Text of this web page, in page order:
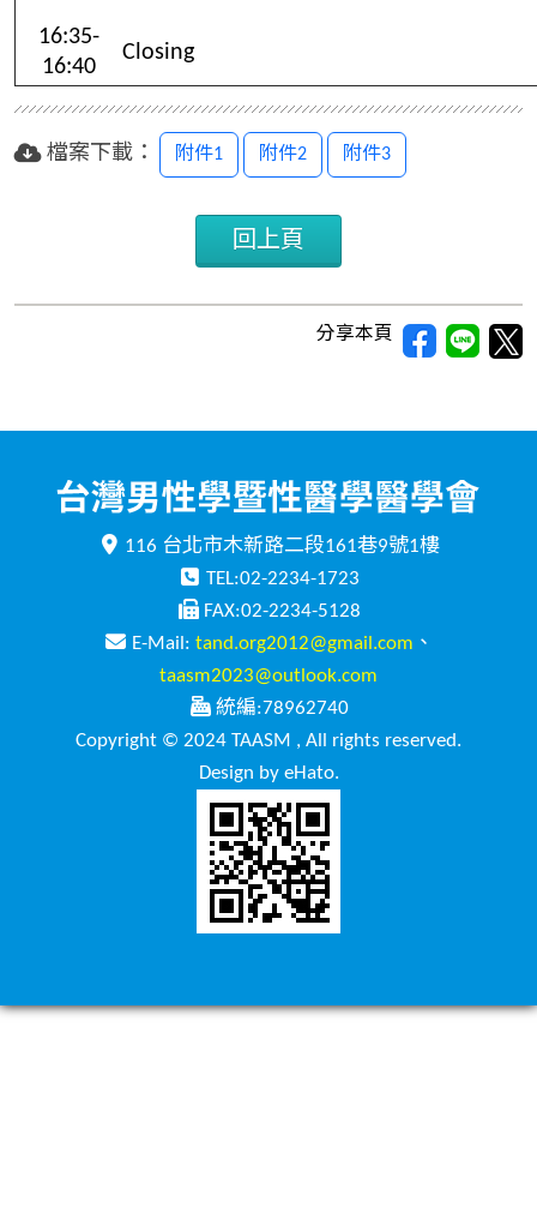
16:35-
16:40
Closing
檔案下載： 附件1 附件2 附件3
回上頁
分享本頁
116 台北市木新路二段161巷9號1樓
TEL:02-2234-1723
FAX:02-2234-5128
E-Mail: tand.org2012@gmail.com 、
taasm2023@outlook.com
統編:78962740
Copyright © 2024 TAASM , All rights reserved.
Design by eHato.